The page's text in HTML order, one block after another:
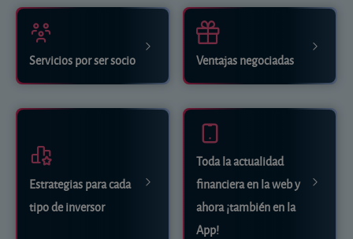
Servicios por ser socio Ventajas negociadas
Estrategias para cada
tipo de inversor
Toda la actualidad
financiera en la web y
ahora ¡también en la
App!